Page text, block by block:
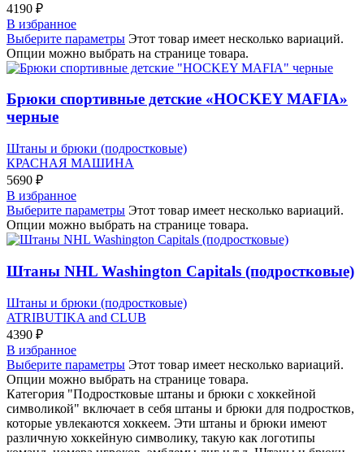
4190 ₽
В избранное
Выберите параметры Этот товар имеет несколько вариаций.
Опции можно выбрать на странице товара.
Брюки спортивные детские «HOCKEY MAFIA»
черные
Штаны и брюки (подростковые)
КРАСНАЯ МАШИНА
5690 ₽
В избранное
Выберите параметры Этот товар имеет несколько вариаций.
Опции можно выбрать на странице товара.
Штаны NHL Washington Capitals (подростковые)
Штаны и брюки (подростковые)
ATRIBUTIKA and CLUB
4390 ₽
В избранное
Выберите параметры Этот товар имеет несколько вариаций.
Опции можно выбрать на странице товара.
Категория "Подростковые штаны и брюки с хоккейной
символикой" включает в себя штаны и брюки для подростков,
которые увлекаются хоккеем. Эти штаны и брюки имеют
различную хоккейную символику, такую как логотипы